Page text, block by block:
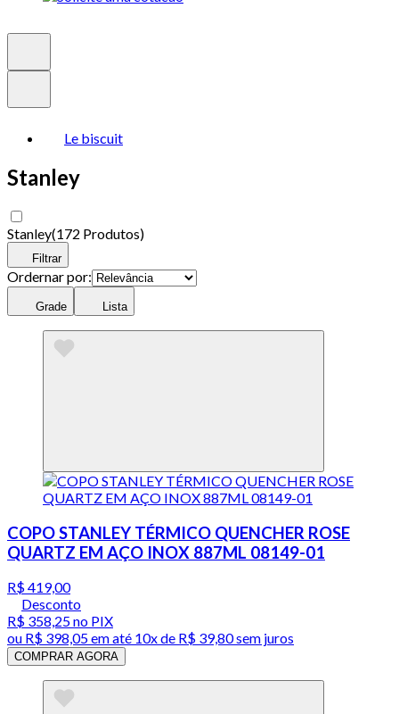
Le biscuit
Stanley
Stanley(172 Produtos)
Filtrar
Ordernar por:
Grade Lista
COPO STANLEY TÉRMICO QUENCHER ROSE
QUARTZ EM AÇO INOX 887ML 08149-01
R$ 419,00
Desconto
R$ 358,25no PIX
ou R$ 398,05em até 10x de R$ 39,80 sem juros
COMPRAR AGORA